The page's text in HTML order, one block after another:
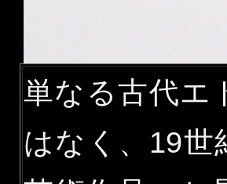
単なる古代エ
はなく、19世